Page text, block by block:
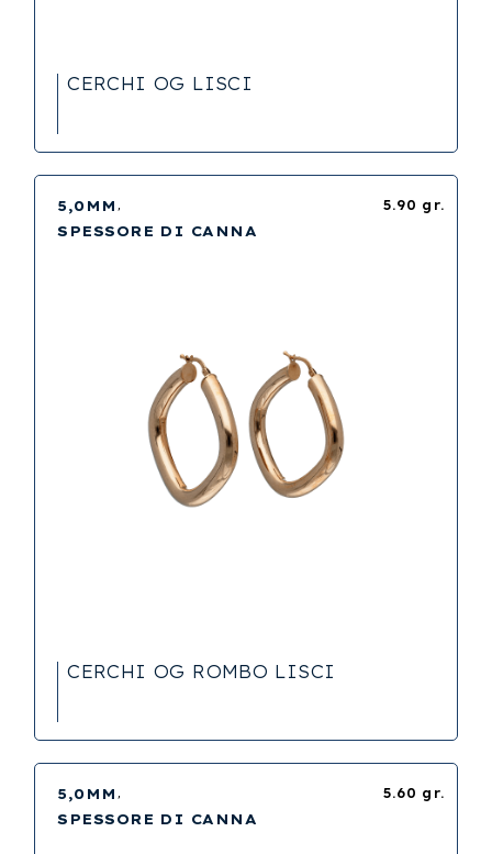
CERCHI OG LISCI
5.90 gr.
5,0MM
SPESSORE DI CANNA
CERCHI OG ROMBO LISCI
5.60 gr.
5,0MM
SPESSORE DI CANNA